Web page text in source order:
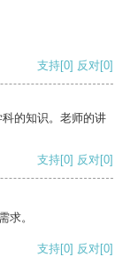
支持[0] 反对[0]
的知识。老师的讲
支持[0] 反对[0]
求。
支持[0] 反对[0]